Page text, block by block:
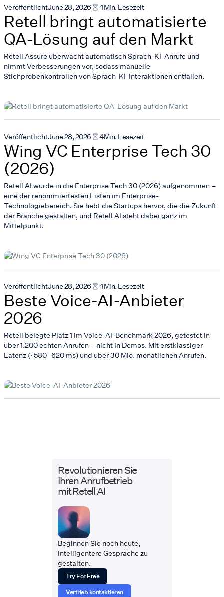
VeröffentlichtJune 28, 2026 4Min. Lesezeit
Retell bringt automatisierte
QA-Lösung auf den Markt
Retell Assure überwacht automatisch Sprach-KI-Anrufe und
nimmt Verbesserungen vor, sodass manuelle
Stichprobenkontrollen von Sprach-KI-Interaktionen entfallen.
VeröffentlichtJune 28, 2026 4Min. Lesezeit
Wing VC Enterprise Tech 30
(2026)
Retell AI wurde in die Enterprise Tech 30 (2026) aufgenommen –
eine der renommiertesten Listen im Enterprise-
Technologiebereich. Sie hebt die Startups hervor, die die Zukunft
der Branche gestalten, und Retell AI steht dabei ganz im
Mittelpunkt.
VeröffentlichtJune 28, 2026 4Min. Lesezeit
Beste Voice-AI-Anbieter
2026
Retell belegte Platz 1 im Voice-AI-Benchmark 2026, getestet in
über 1.200 echten Anrufen – nicht in Demos. Mit erstklassiger
Latenz (~580–620 ms) und über 30 Mio. monatlichen Anrufen.
Revolutionieren Sie
Ihren Anrufbetrieb
mit Retell AI
Beginnen Sie noch heute,
intelligentere Gespräche zu
gestalten.
Try For Free
Vertrieb kontaktieren